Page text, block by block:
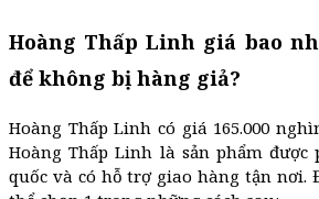
Hoàng Thấp Linh giá bao
để không bị hàng giả?
Hoàng Thấp Linh có giá 165.000
Hoàng Thấp Linh là sản phẩm
quốc và có hỗ trợ giao hàng tận nơi.